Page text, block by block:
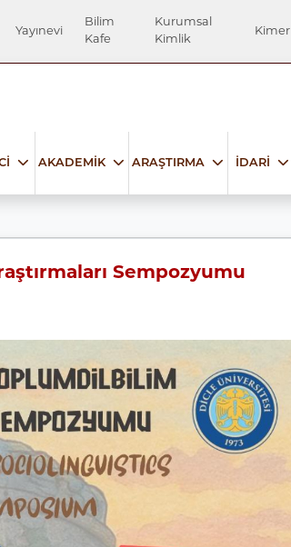
Yayınevi
Bilim
Kafe
Kurumsal
Kimlik
Kimer
AKADEMİK ARAŞTIRMA İDARİ
Sempozyumu